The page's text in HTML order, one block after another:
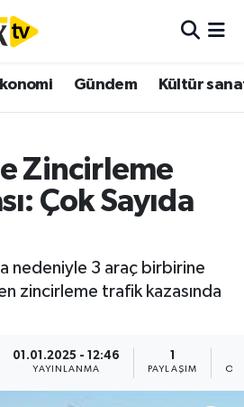
Gündem Kültür
Zincirleme
Çok Sayıda
nedeniyle 3 araç birbirine
zincirleme trafik kazasında
01.01.2025 - 12:46
YAYINLANMA PAYLAŞIM
ve Fikstür